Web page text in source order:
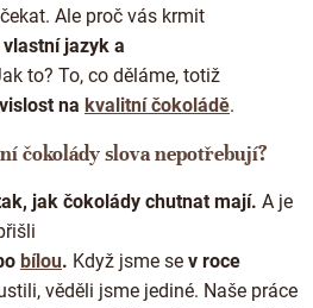
Ale proč vás krmit
jazyk a
to? To, co děláme, totiž
na kvalitní čokoládě.
čokolády slova nepotřebují?
jak čokolády chutnat mají. A je
bílou. Když jsme se v roce
věděli jsme jediné. Naše práce